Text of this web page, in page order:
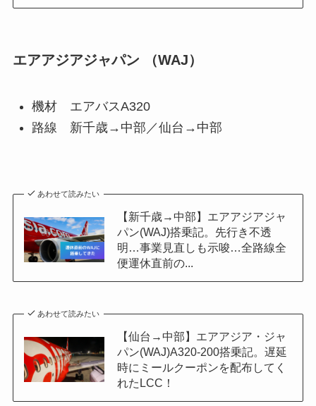
エアアジアジャパン （WAJ）
機材 エアバスA320
路線 新千歳→中部／仙台→中部
あわせて読みたい
【新千歳→中部】エアアジアジャ
パン(WAJ)搭乗記。先行き不透
明…事業見直しも示唆…全路線全
便運休直前の...
あわせて読みたい
【仙台→中部】エアアジア・ジャ
パン(WAJ)A320-200搭乗記。遅延
時にミールクーポンを配布してく
れたLCC！